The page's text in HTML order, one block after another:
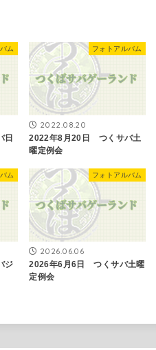
ム
日
フォトアルバム
2022.08.20
2022年8月20日 つくサバ土
曜定例会
ム
ジ
フォトアルバム
2026.06.06
2026年6月6日 つくサバ土曜
定例会